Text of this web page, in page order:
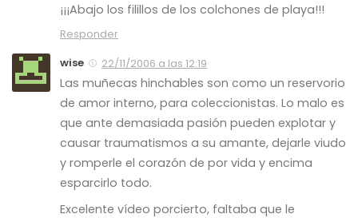
¡¡¡Abajo los filillos de los colchones de playa!!!
Responder
wise
22/11/2006 a las 12:19
Las muñecas hinchables son como un reservorio
de amor interno, para coleccionistas. Lo malo es
que ante demasiada pasión pueden explotar y
causar traumatismos a su amante, dejarle viudo
y romperle el corazón de por vida y encima
esparcirlo todo.
Excelente vídeo porcierto, faltaba que le